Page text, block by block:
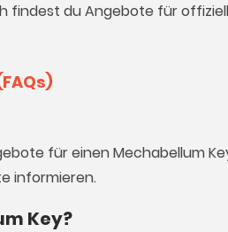
findest du Angebote für
für einen Mechabellum
informieren.
Key?